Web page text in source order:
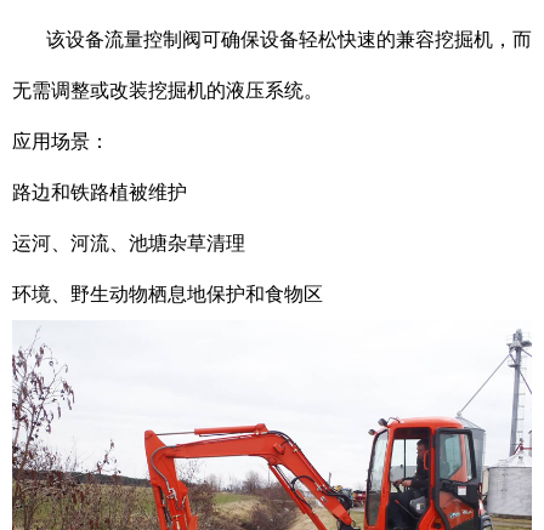
该设备流量控制阀可确保设备轻松快速的兼容挖掘机，而
无需调整或改装挖掘机的液压系统。
应用场景：
路边和铁路植被维护
运河、河流、池塘杂草清理
环境、野生动物栖息地保护和食物区